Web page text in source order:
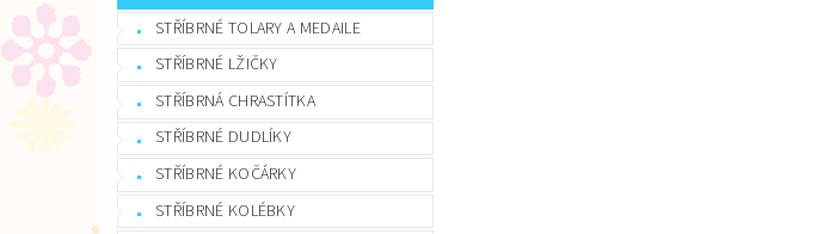
STŘÍBRNÉ TOLARY A MEDAILE
STŘÍBRNÉ LŽIČKY
STŘÍBRNÁ CHRASTÍTKA
STŘÍBRNÉ DUDLÍKY
STŘÍBRNÉ KOČÁRKY
STŘÍBRNÉ KOLÉBKY